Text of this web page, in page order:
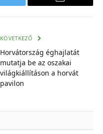
E-
KÖVETKEZŐ
Horvátország éghajlatát
mutatja be az oszakai
világkiállításon a horvát
pavilon